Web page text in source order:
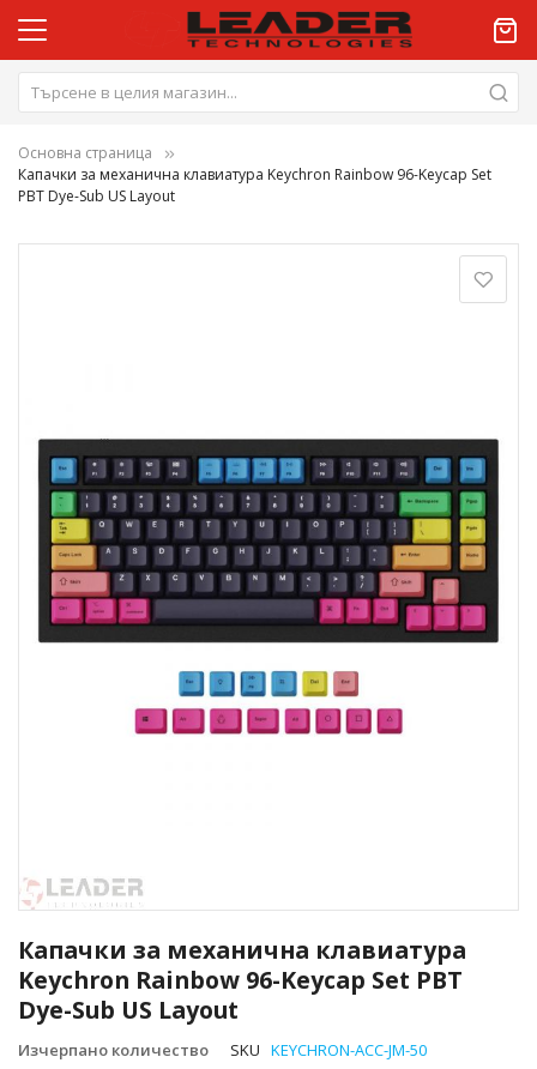
Основна страница
Капачки за механична клавиатура Keychron Rainbow 96-Keycap Set
PBT Dye-Sub US Layout
Капачки за механична клавиатура
Keychron Rainbow 96-Keycap Set PBT
Dye-Sub US Layout
Изчерпано количество SKU KEYCHRON-ACC-JM-50
към
началото
на
галерия
снимки